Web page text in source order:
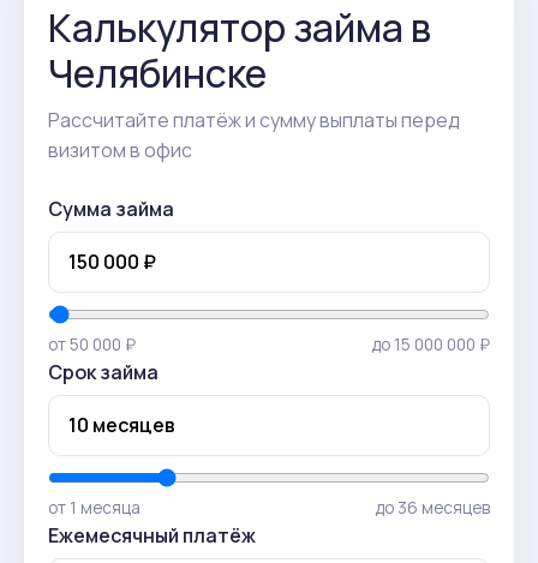
Калькулятор займа в
Челябинске
Рассчитайте платёж и сумму выплаты перед
визитом в офис
Сумма займа
от 50 000 ₽ до 15 000 000 ₽
Срок займа
от 1 месяца до 36 месяцев
Ежемесячный платёж